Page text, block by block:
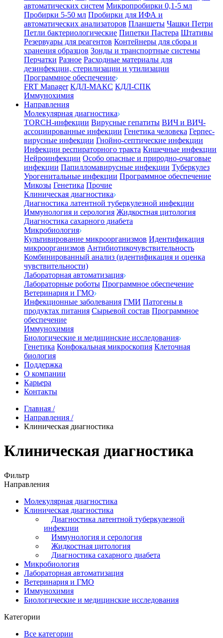
автоматических систем Микропробирки 0,1-5 мл
Пробирки 5-50 мл Пробирки для ИФА и
автоматических анализаторов Планшеты Чашки Петри
Петли бактериологические Пипетки Пастера Штативы
Резервуары для реагентов Контейнеры для сбора и
хранения образцов Зонды и транспортные системы
Перчатки Разное Расходные материалы для
дезинфекции, стерилизации и утилизации
Программное обеспечение
FRT Manager КДЛ-МАКС КДЛ-СПК
Иммунохимия
Направления
Молекулярная диагностика
TORCH-инфекции Вирусные гепатиты ВИЧ и ВИЧ-
ассоциированные инфекции Генетика человека Герпес-
вирусные инфекции Гнойно-септические инфекции
Инфекции респираторного тракта Кишечные инфекции
Нейроинфекции Особо опасные и природно-очаговые
инфекции Папилломавирусные инфекции Туберкулез
Урогенитальные инфекции Программное обеспечение
Микозы Генетика Прочие
Клиническая диагностика
Диагностика латентной туберкулезной инфекции
Иммунология и серология Жидкостная цитология
Диагностика сахарного диабета
Микробиология
Культивирование микроорганизмов Идентификация
микроорганизмов Антибиотикочувствительность
Комбинированный анализ (идентификация и оценка
чувствительности)
Лабораторная автоматизация
Лабораторные роботы Программное обеспечение
Ветеринария и ГМО
Инфекционные заболевания ГМИ Патогены в
продуктах питания Сырьевой состав Программное
обеспечение
Иммунохимия
Биологические и медицинские исследования
Генетика Конфокальная микроскопия Клеточная
биология
Поддержка
О компании
Карьера
Контакты
Главная /
Направления /
Клиническая диагностика
Клиническая диагностика
Фильтр
Направления
Молекулярная диагностика
Клиническая диагностика
Диагностика латентной туберкулезной
инфекции
Иммунология и серология
Жидкостная цитология
Диагностика сахарного диабета
Микробиология
Лабораторная автоматизация
Ветеринария и ГМО
Иммунохимия
Биологические и медицинские исследования
Категории
Все категории